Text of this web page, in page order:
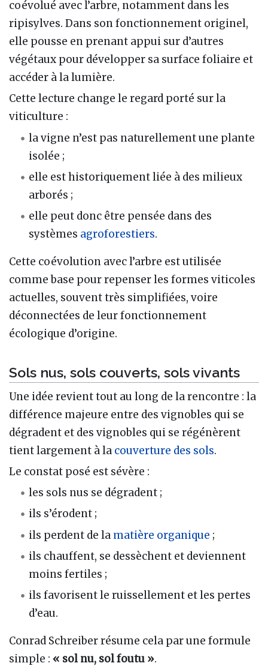
coévolué avec l’arbre, notamment dans les
ripisylves. Dans son fonctionnement originel,
elle pousse en prenant appui sur d’autres
végétaux pour développer sa surface foliaire et
accéder à la lumière.
Cette lecture change le regard porté sur la
viticulture :
la vigne n’est pas naturellement une plante
isolée ;
elle est historiquement liée à des milieux
arborés ;
elle peut donc être pensée dans des
systèmes agroforestiers.
Cette coévolution avec l’arbre est utilisée
comme base pour repenser les formes viticoles
actuelles, souvent très simplifiées, voire
déconnectées de leur fonctionnement
écologique d’origine.
Sols nus, sols couverts, sols vivants
Une idée revient tout au long de la rencontre : la
différence majeure entre des vignobles qui se
dégradent et des vignobles qui se régénèrent
tient largement à la couverture des sols.
Le constat posé est sévère :
les sols nus se dégradent ;
ils s’érodent ;
ils perdent de la matière organique ;
ils chauffent, se dessèchent et deviennent
moins fertiles ;
ils favorisent le ruissellement et les pertes
d’eau.
Conrad Schreiber résume cela par une formule
simple : « sol nu, sol foutu ».